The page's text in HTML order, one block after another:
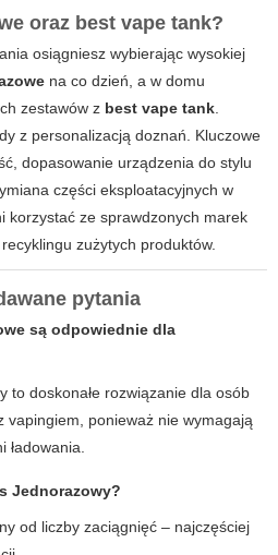
oraz best vape tank?
osiągniesz wybierając wysokiej
na co dzień, a w domu
zestawów z best vape tank
z personalizacją doznań. Kluczowe
dopasowanie urządzenia do stylu
części eksploatacyjnych w
korzystać ze sprawdzonych marek
zużytych produktów.
pytania
są odpowiednie dla
to doskonałe rozwiązanie dla osób
vapingiem, ponieważ nie wymagają
ładowania.
Jednorazowy?
od liczby zaciągnięć – najczęściej